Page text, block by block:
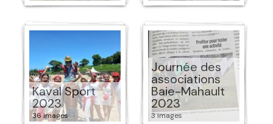
Kaval Sport
2023
36 images
Journée des
associations
Baie-Mahault
2023
3 images